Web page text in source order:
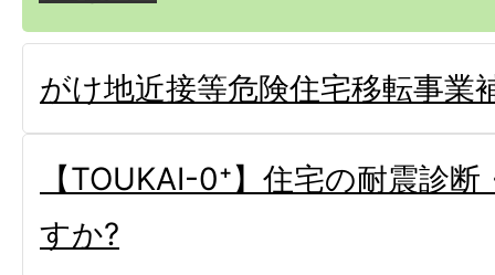
がけ地近接等危険住宅移転事業
【TOUKAI-0⁺】住宅の耐震診
すか?